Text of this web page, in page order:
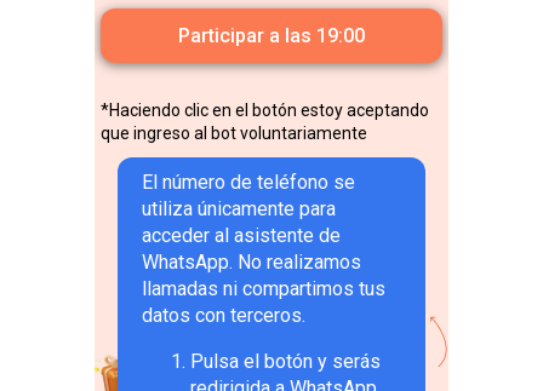
Apúntate a la clase abierta
ahora